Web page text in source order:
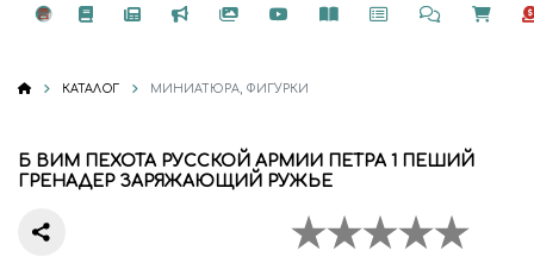
КАТАЛОГ МИНИАТЮРА, ФИГУРКИ
Б ВИМ ПЕХОТА РУССКОЙ АРМИИ ПЕТРА 1 ПЕШИЙ
ГРЕНАДЕР ЗАРЯЖАЮЩИЙ РУЖЬЕ